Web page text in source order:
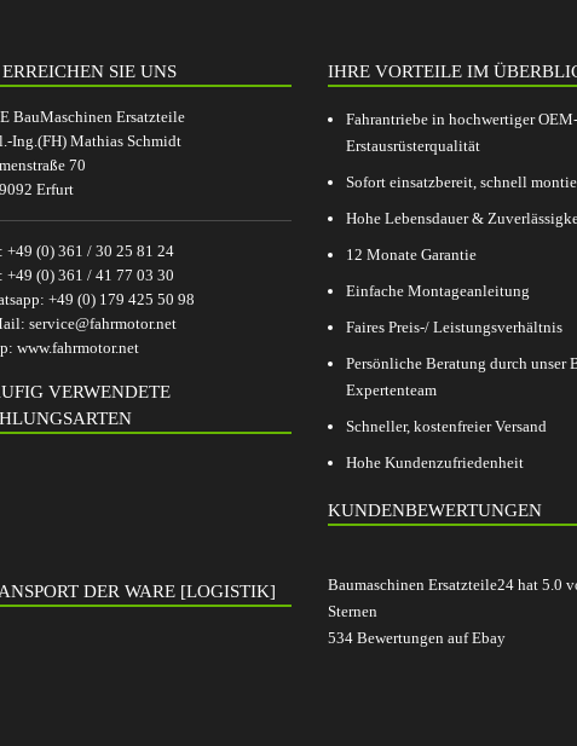
ERREICHEN SIE UNS
BauMaschinen Ersatzteile
Ing.(FH) Mathias Schmidt
70
Erfurt
+49 (0) 361 / 30 25 81 24
+49 (0) 361 / 41 77 03 30
+49 (0) 179 425 50 98
service@fahrmotor.net
www.fahrmotor.net
VERWENDETE
DER WARE [LOGISTIK]
IHRE VORTEILE IM
Fahrantriebe in hochwertiger OEM-
Erstausrüsterqualität
Sofort einsatzbereit, schnell
Hohe Lebensdauer &
12 Monate Garantie
Einfache Montageanleitung
Faires Preis-/ Leistungsverhältnis
Persönliche Beratung durch unser
Expertenteam
Schneller, kostenfreier Versand
Hohe Kundenzufriedenheit
KUNDENBEWERTUNGEN
Baumaschinen Ersatzteile24 hat 5.0
Sternen
534 Bewertungen auf Ebay